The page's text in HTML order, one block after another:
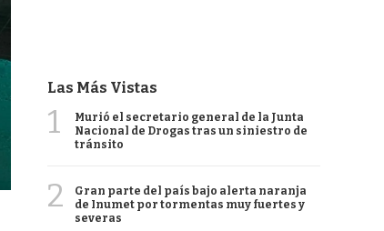
Las Más Vistas
1
Murió el secretario general de la Junta
Nacional de Drogas tras un siniestro de
tránsito
2
Gran parte del país bajo alerta naranja
de Inumet por tormentas muy fuertes y
severas